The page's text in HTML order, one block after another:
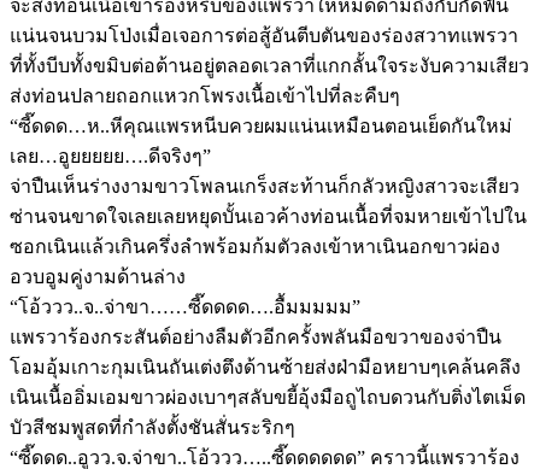
จะส่งท่อนเนื้อเข้าร่องหรืบของแพรวาให้หมดด้ามถึงกับกัดฟัน
แน่นจนบวมโป่งเมื่อเจอการต่อสู้อันตีบตันของร่องสวาทแพรวา
ที่ทั้งบีบทั้งขมิบต่อต้านอยู่ตลอดเวลาที่แกกลั้นใจระงับความเสียว
ส่งท่อนปลายถอกแหวกโพรงเนื้อเข้าไปที่ละคืบๆ
“ซี๊ดดด…ห..หีคุณแพรหนีบควยผมแน่นเหมือนตอนเย็ดกันใหม่
เลย…อูยยยยย….ดีจริงๆ”
จ่าปืนเห็นร่างงามขาวโพลนเกร็งสะท้านก็กลัวหญิงสาวจะเสียว
ซ่านจนขาดใจเลยเลยหยุดบั้นเอวค้างท่อนเนื้อที่จมหายเข้าไปใน
ซอกเนินแล้วเกินครึ่งลำพร้อมก้มตัวลงเข้าหาเนินอกขาวผ่อง
อวบอูมคู่งามด้านล่าง
“โอ้ววว..จ..จ่าขา……ซี๊ดดดด….อื้มมมมม”
แพรวาร้องกระสันต์อย่างลืมตัวอีกครั้งพลันมือขวาของจ่าปืน
โอมอุ้มเกาะกุมเนินถันเต่งตึงด้านซ้ายส่งฝ่ามือหยาบๆเคล้นคลึง
เนินเนื้ออิ่มเอมขาวผ่องเบาๆสลับขยี้อุ้งมือถูไถบดวนกับติ่งไตเม็ด
บัวสีชมพูสดที่กำลังตั้งชันสั่นระริกๆ
“ซี๊ดดด..อูวว.จ.จ่าขา..โอ้ววว…..ซี๊ดดดดดด” คราวนี้แพรวาร้อง